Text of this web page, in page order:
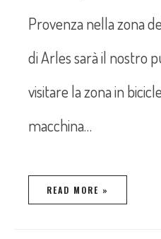
Provenza nella zona
di Arles sarà il nostro
visitare la zona in
macchina…
READ MORE »